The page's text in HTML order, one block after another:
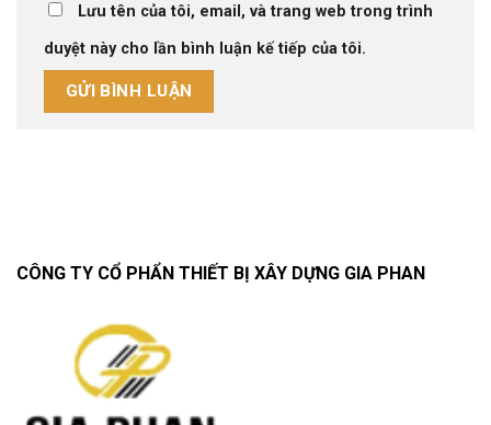
Lưu tên của tôi, email, và trang web trong trình
duyệt này cho lần bình luận kế tiếp của tôi.
CÔNG TY CỔ PHẨN THIẾT BỊ XÂY DỰNG GIA PHAN